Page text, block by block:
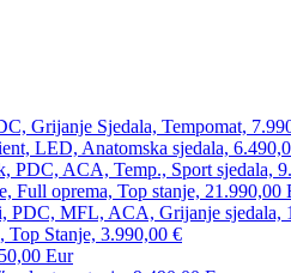
Grijanje Sjedala, Tempomat,
LED, Anatomska sjedala,
ACA, Temp., Sport sjedala,
Full oprema, Top stanje, 21.990,00
MFL, ACA, Grijanje sjedala,
Stanje, 3.990,00 €
Eur